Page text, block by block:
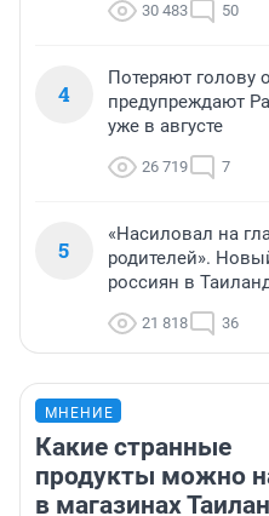
30 483 50
4
Потеряют голову
предупреждают
уже в августе
26 719 7
5
«Насиловал на
родителей».
россиян в
21 818 36
МНЕНИЕ
Какие странные
продукты можно
в магазинах